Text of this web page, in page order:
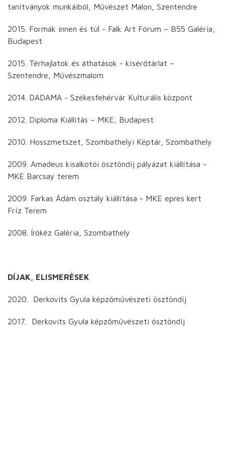
tanítványok munkáiból, Művészet Malon, Szentendre
2015. Formák innen és túl - Falk Art Fórum – B55 Galéria,
Budapest
2015. Térhajlatok és áthatások - kísérőtárlat –
Szentendre, Művészmalom
2014. DADAMA - Székesfehérvár Kulturális központ
2012. Diploma Kiállítás – MKE, Budapest
2010. Hosszmetszet, Szombathelyi Képtár, Szombathely
2009. Amadeus kisalkotói ösztöndíj pályázat kiállítása -
MKE Barcsay terem
2009. Farkas Ádám osztály kiállítása - MKE epres kert
Fríz Terem
2008. Írókéz Galéria, Szombathely
DÍJAK, ELISMERÉSEK
2020. Derkovits Gyula képzőművészeti ösztöndíj
2017. Derkovits Gyula képzőművészeti ösztöndíj